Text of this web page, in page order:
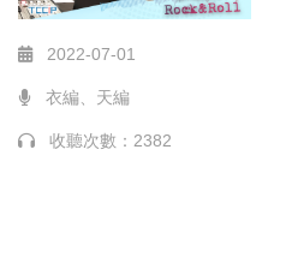
2022-07-01
衣編、天編
收聽次數：2382